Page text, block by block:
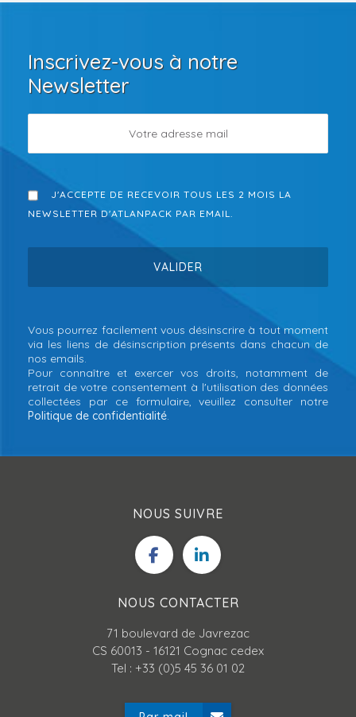
Inscrivez-vous à notre
Newsletter
J'ACCEPTE DE RECEVOIR TOUS LES 2 MOIS LA
NEWSLETTER D'ATLANPACK PAR EMAIL.
Vous pourrez facilement vous désinscrire à tout moment
via les liens de désinscription présents dans chacun de
nos emails.
Pour connaître et exercer vos droits, notamment de
retrait de votre consentement à l'utilisation des données
collectées par ce formulaire, veuillez consulter notre
Politique de confidentialité.
NOUS SUIVRE
NOUS CONTACTER
71 boulevard de Javrezac
CS 60013 - 16121 Cognac cedex
Tel : +33 (0)5 45 36 01 02